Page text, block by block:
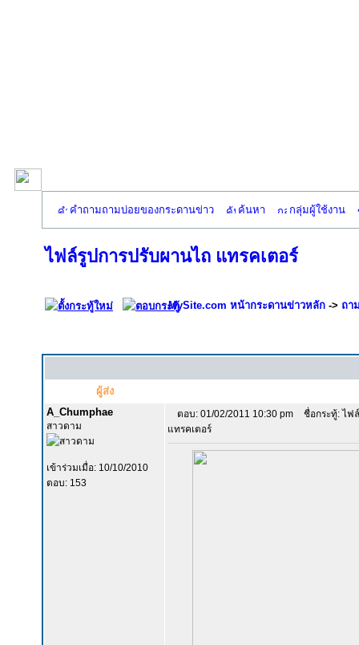
คำถามถามบ่อยของกระดานข่าว ค้นหา กลุ่มผู้ใช้งาน
ไฟล์รูปการปรับผานไถ แทรคเตอร์
MySite.com หน้ากระดานข่าวหลัก -> ถา
ผู้ส่ง
A_Chumphae
สาวดาม
เข้าร่วมเมื่อ: 10/10/2010
ตอบ: 153
ตอบ: 01/02/2011 10:30 pm
ชื่อกระทู้: ไฟ
แทรคเตอร์